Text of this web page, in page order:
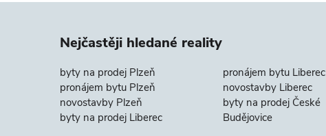
Nejčastěji hledané reality
byty na prodej Plzeň
pronájem bytu Plzeň
novostavby Plzeň
byty na prodej Liberec
pronájem bytu Liberec
novostavby Liberec
byty na prodej České
Budějovice